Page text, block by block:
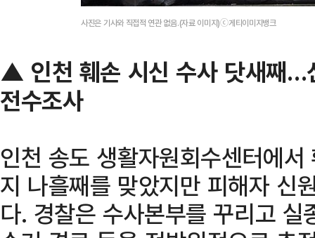
사진은 기사와 직접적 연관 없음.(자료 이미지)ⓒ게티이미지뱅크
▲ 인천 훼손 시신 수사 닷새째…
전수조사
인천 송도 생활자원회수센터에
지 나흘째를 맞았지만 피해자 신
다. 경찰은 수사본부를 꾸리고